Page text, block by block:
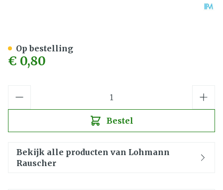
€ 0,80
Bestel
Op bestelling
Bekijk alle producten van Lohmann
Rauscher